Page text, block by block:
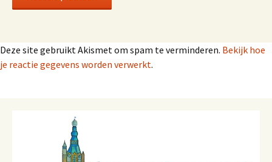
Deze site gebruikt Akismet om spam te verminderen. Bekijk hoe
je reactie gegevens worden verwerkt.